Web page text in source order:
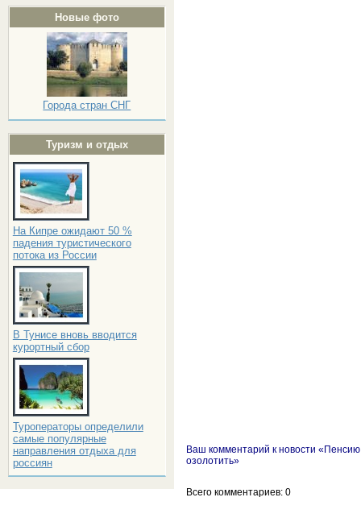
Новые фото
Города стран СНГ
Туризм и отдых
На Кипре ожидают 50 %
падения туристического
потока из России
В Тунисе вновь вводится
курортный сбор
Туроператоры определили
самые популярные
направления отдыха для
россиян
Ваш комментарий к новости
озолотить»
Всего комментариев: 0